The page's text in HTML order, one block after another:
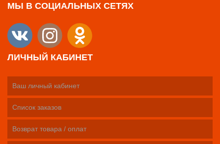
МЫ В СОЦИАЛЬНЫХ СЕТЯХ
ЛИЧНЫЙ КАБИНЕТ
Ваш личный кабинет
Список заказов
Возврат товара / оплат